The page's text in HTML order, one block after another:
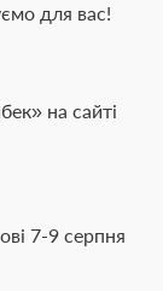
для вас!
на сайті
7-9 серпня